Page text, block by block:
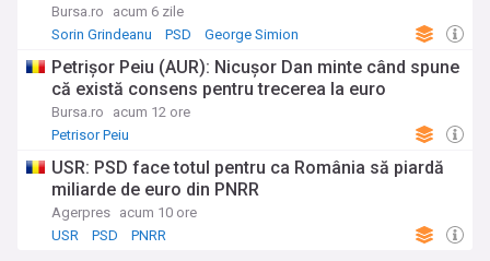
Bursa.ro
acum 6 zile
Sorin Grindeanu
PSD George Simion
Petrişor Peiu (AUR): Nicuşor Dan minte când spune
că există consens pentru trecerea la euro
Bursa.ro
acum 12 ore
Petrisor Peiu
USR: PSD face totul pentru ca România să piardă
miliarde de euro din PNRR
Agerpres acum 10 ore
USR
PSD PNRR